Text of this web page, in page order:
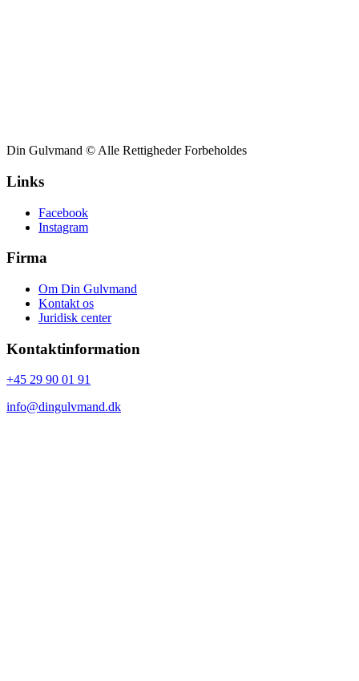
Din Gulvmand © Alle Rettigheder Forbeholdes
Links
Facebook
Instagram
Firma
Om Din Gulvmand
Kontakt os
Juridisk center
Kontaktinformation
+45 29 90 01 91
info@dingulvmand.dk